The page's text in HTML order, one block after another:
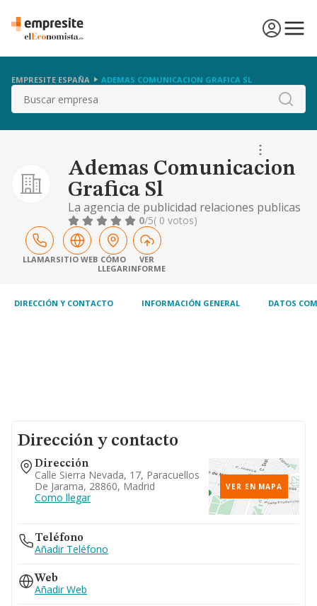
EMPRESITE ESPAÑA ADEMAS COMUNICACION GRAFICA SL
Buscar
Ademas Comunicacion
Grafica Sl
La agencia de publicidad relaciones publicas
y similares,
0/5( 0 votos)
LLAMARSITIO WEB CÓMO
LLEGAR
VER
INFORME
DIRECCIÓN Y CONTACTO INFORMACIÓN GENERAL DATOS
Dirección y contacto
Dirección
Calle Sierra Nevada, 17, Paracuellos
De Jarama, 28860, Madrid
Como llegar
VER EN MAPA
Teléfono
Añadir Teléfono
Web
Añadir Web